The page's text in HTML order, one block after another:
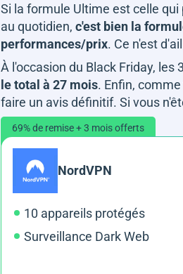
Si la formule Ultime est celle
au quotidien, c'est bien la
performances/prix. Ce n'est
À l'occasion du Black Friday,
le total à 27 mois. Enfin,
faire un avis définitif. Si vous
69% de remise + 3 mois offerts
NordVPN
10 appareils protégés
Surveillance Dark Web